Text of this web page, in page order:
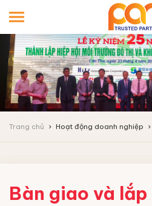
Trang chủ Hoạt động doanh nghiệp
Bàn giao và